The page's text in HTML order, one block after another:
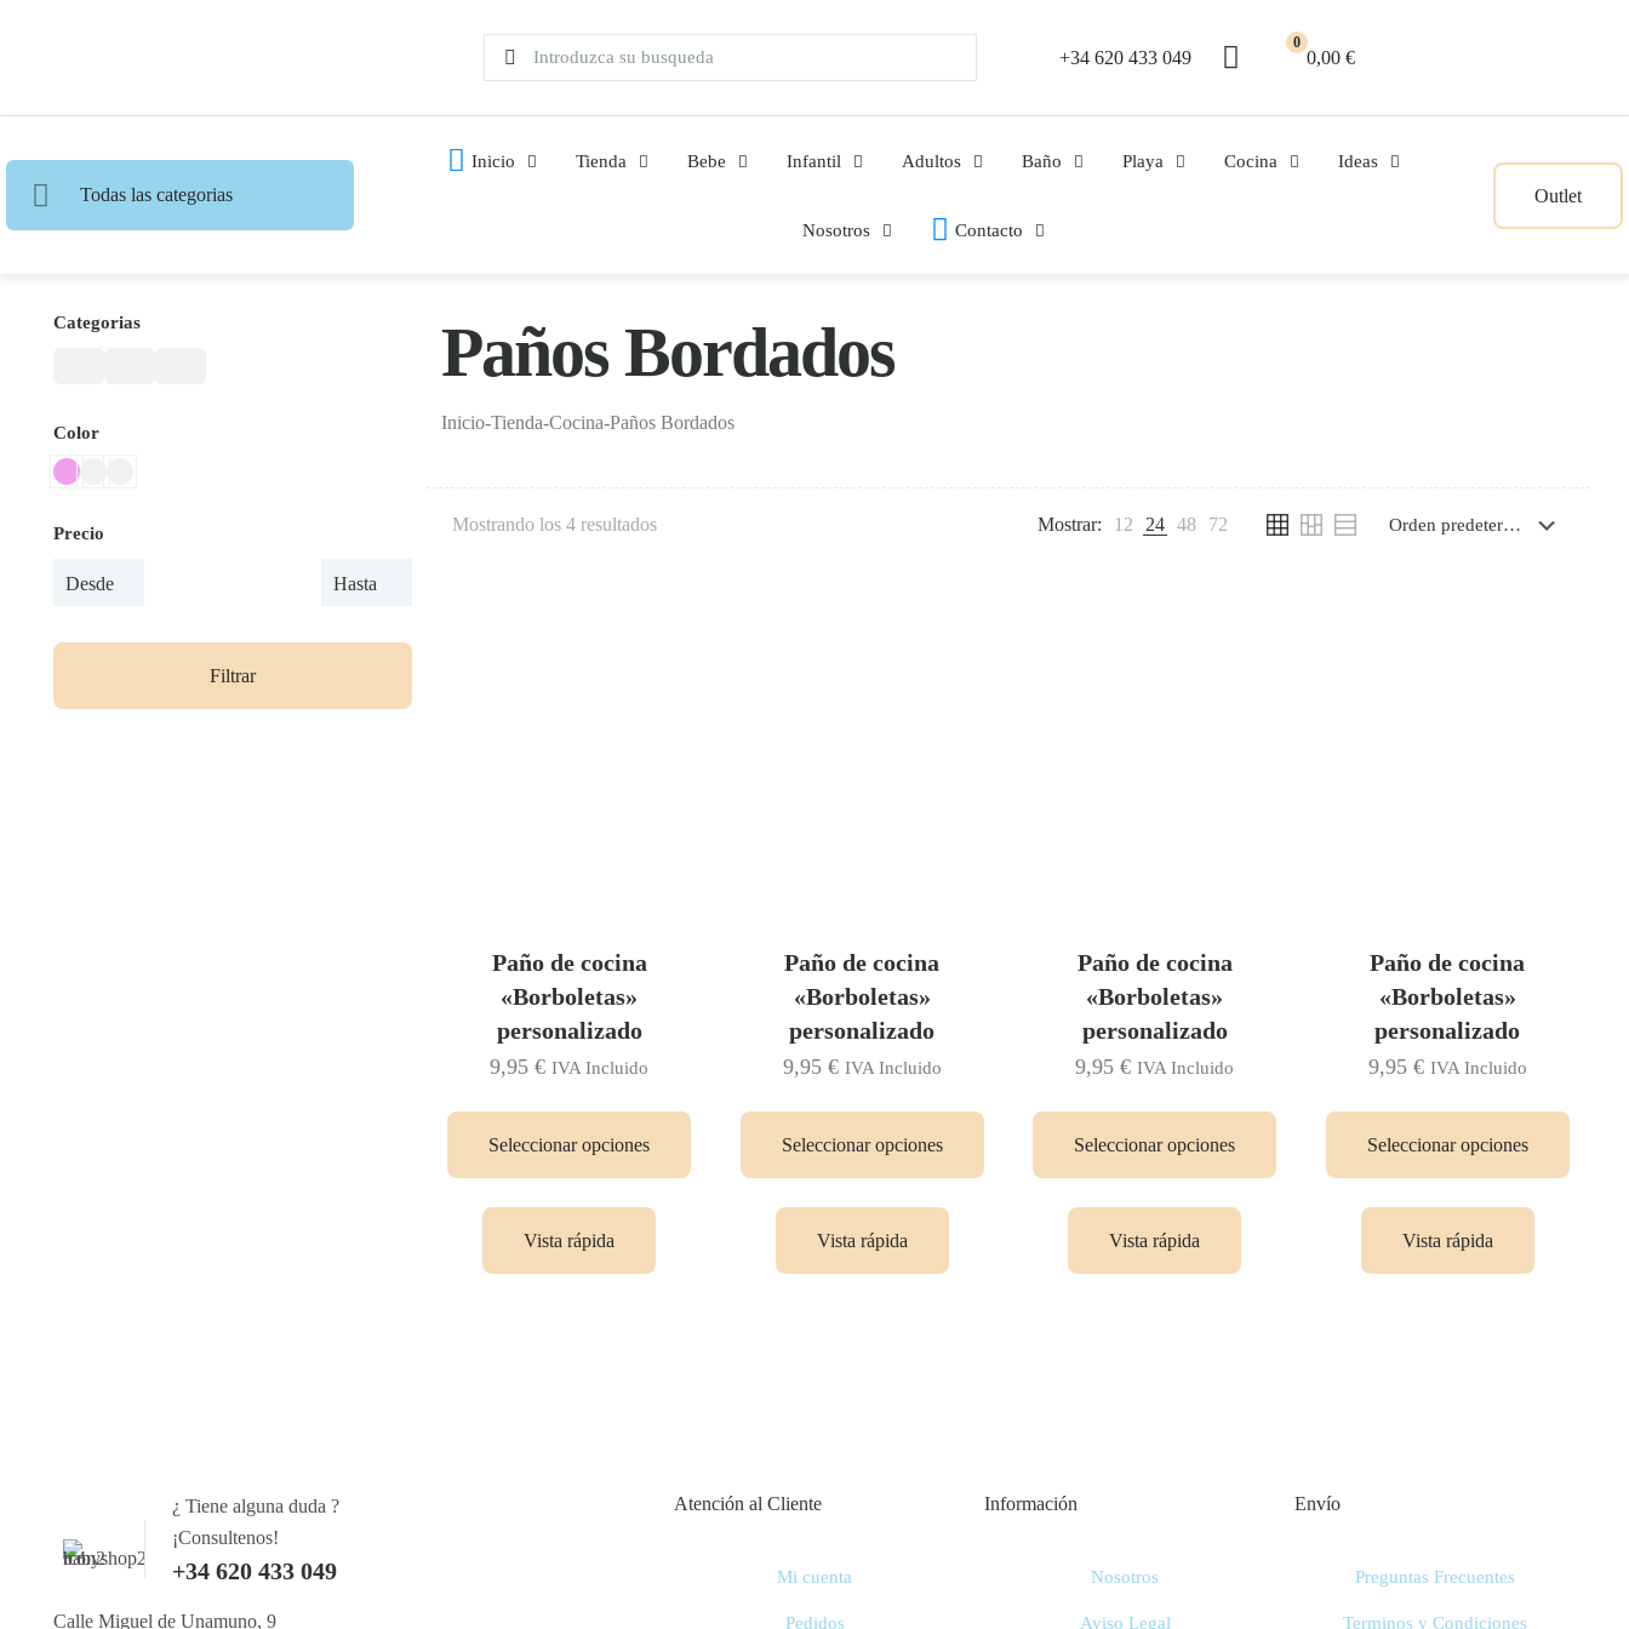
+34 620 433 049
0
0,00 €
Todas las categorias
Inicio Tienda Bebe Infantil Adultos Baño Playa Cocina Ideas
Nosotros Contacto
Outlet
Categorias
Color
Precio
Filtrar
Paños Bordados
Inicio-Tienda-Cocina-Paños Bordados
Mostrando los 4 resultados Mostrar: 12 24 48 72
Paño de cocina
«Borboletas»
personalizado
9,95€ IVA Incluido
Seleccionar opciones
Vista rápida
Paño de cocina
«Borboletas»
personalizado
9,95 € IVA Incluido
Seleccionar opciones
Vista rápida
Paño de cocina
«Borboletas»
personalizado
9,95€ IVA Incluido
Seleccionar opciones
Vista rápida
Paño de cocina
«Borboletas»
personalizado
9,95 € IVA Incluido
Seleccionar opciones
Vista rápida
+34 620 433 049
¿ Tiene alguna duda ?
¡Consultenos!
Calle Miguel de Unamuno, 9
Atención al Cliente
Mi cuenta
Pedidos
Información
Nosotros
Aviso Legal
Envío
Preguntas Frecuentes
Terminos y Condiciones